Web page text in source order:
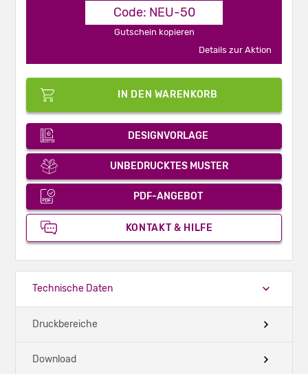
Code: NEU-50
Gutschein kopieren
Details zur Aktion
IN DEN WARENKORB
DESIGNVORLAGE
UNBEDRUCKTES MUSTER
PDF-ANGEBOT
KONTAKT & HILFE
Technische Daten
Druckbereiche
Download